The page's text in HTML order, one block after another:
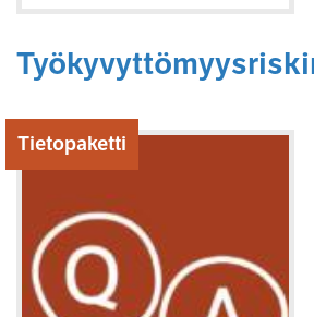
Tietopaketti